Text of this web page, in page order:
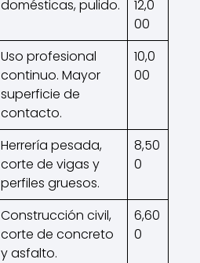
domésticas, pulido.
12,0
00
Uso profesional
continuo. Mayor
superficie de
contacto.
10,0
00
Herrería pesada,
corte de vigas y
perfiles gruesos.
8,50
0
Construcción civil,
corte de concreto
y asfalto.
6,60
0